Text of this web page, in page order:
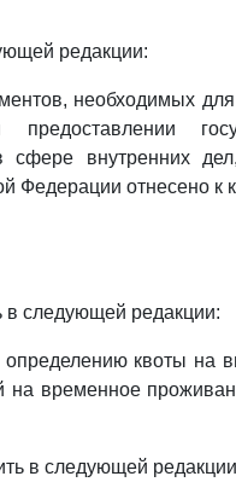
редакции:
необходимых
сфере внутренних
Федерации отнесено
в следующей редакции:
определению квоты на
на временное
в следующей